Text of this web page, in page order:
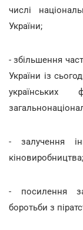
числі
України;
- збільшення
України із
- залучення
кіновиробництва;
- посилення
боротьби з